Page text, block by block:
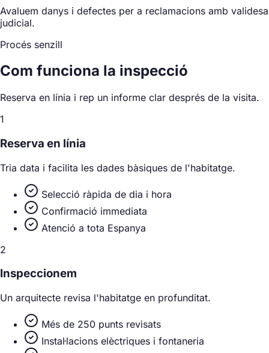
Avaluem danys i defectes per a reclamacions amb validesa
judicial.
Procés senzill
Com funciona la inspecció
Reserva en línia i rep un informe clar després de la visita.
1
Reserva en línia
Tria data i facilita les dades bàsiques de l'habitatge.
Selecció ràpida de dia i hora
Confirmació immediata
Atenció a tota Espanya
2
Inspeccionem
Un arquitecte revisa l'habitatge en profunditat.
Més de 250 punts revisats
Instal·lacions elèctriques i fontaneria